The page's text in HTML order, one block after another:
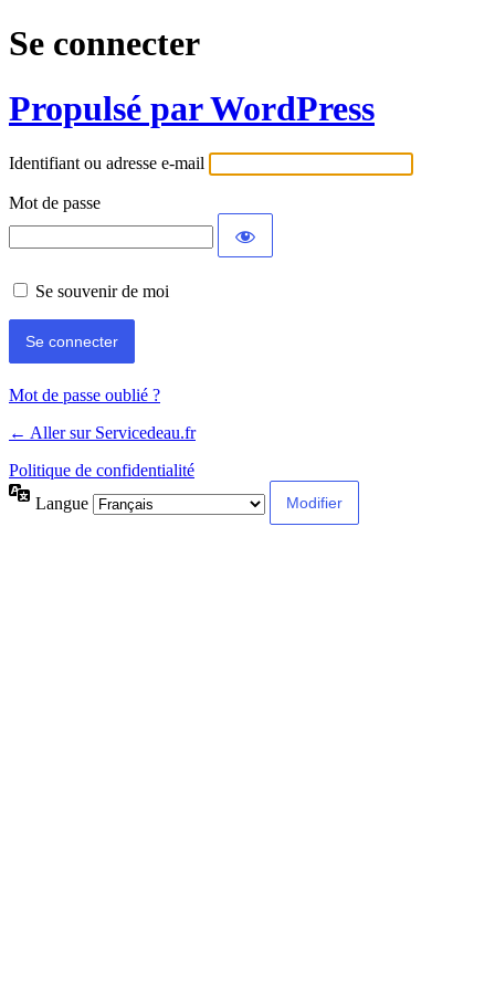
Se connecter
Propulsé par WordPress
Identifiant ou adresse e-mail
Mot de passe
Se souvenir de moi
Mot de passe oublié ?
← Aller sur Servicedeau.fr
Politique de confidentialité
Langue